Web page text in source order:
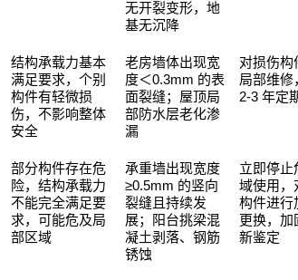
无开裂变形，地
基无沉降
结构承载力基本
满足要求，个别
构件有轻微损
伤，不影响整体
安全
老房墙体出现宽
度＜0.3mm 的表
面裂缝；屋顶局
部防水层老化渗
漏
对损伤构
局部维修
2-3 年定
部分构件存在危
险，结构承载力
不能完全满足要
求，可能危及局
部区域
承重墙出现宽度
≥0.5mm 的竖向
裂缝且持续发
展；阳台挑梁混
凝土剥落、钢筋
锈蚀
立即停止
域使用，
构件进行
更换，加
新鉴定